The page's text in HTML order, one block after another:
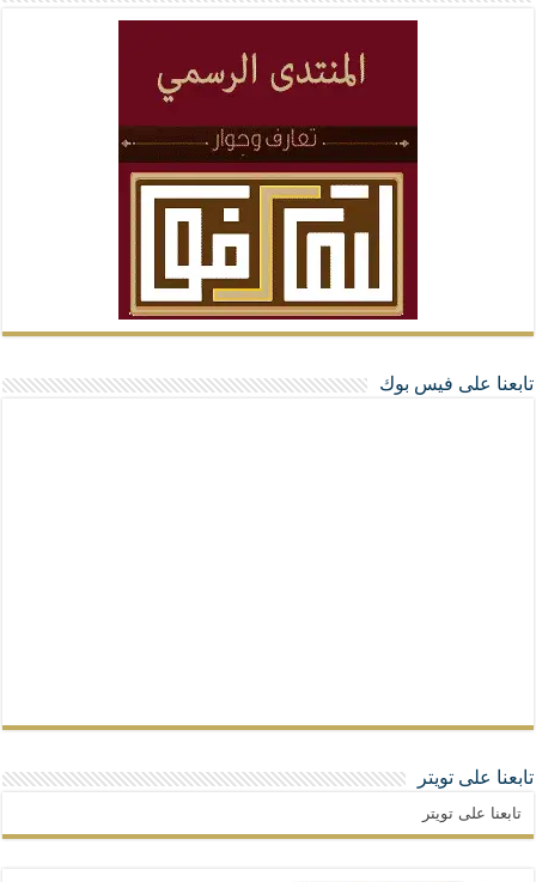
تابعنا على فيس بوك
تابعنا على تويتر
تابعنا على تويتر